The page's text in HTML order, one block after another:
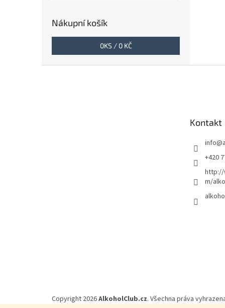
Nákupní košík
0KS / 0 KČ
Kontakt
info@
+420
http://
m/
Copyright 2026AlkoholClub.cz. Všechna práva